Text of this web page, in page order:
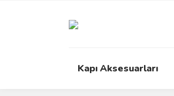
Kapı Aksesuarları